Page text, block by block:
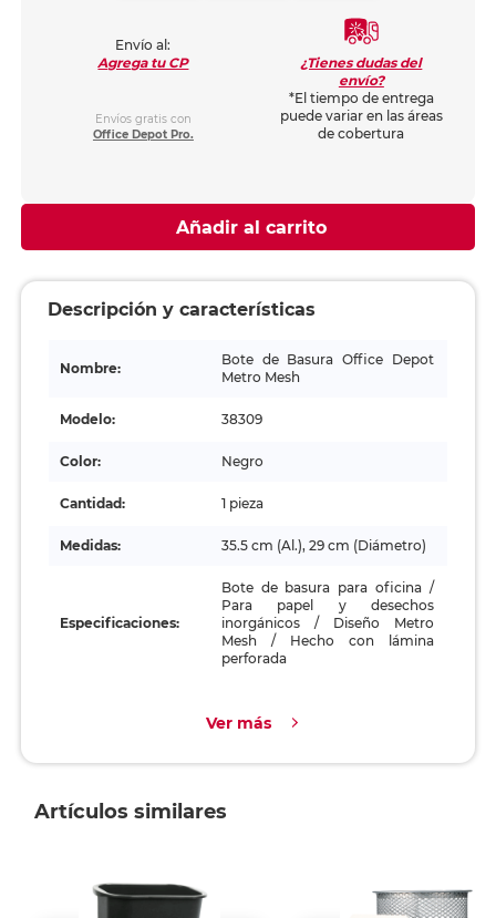
Envío al:
Agrega tu CP
Envíos gratis con
Office Depot Pro.
¿Tienes dudas del
envío?
*El tiempo de entrega
puede variar en las áreas
de cobertura
Añadir al carrito
Descripción y características
Nombre:
Bote de Basura Office Depot
Metro Mesh
Modelo: 38309
Color: Negro
Cantidad: 1 pieza
Medidas: 35.5 cm (Al.), 29 cm (Diámetro)
Especificaciones:
Bote de basura para oficina /
Para papel y desechos
inorgánicos / Diseño Metro
Mesh / Hecho con lámina
perforada
Ver más
Artículos similares